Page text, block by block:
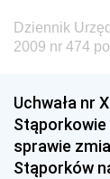
Dziennik
i
Dziennik
Dziennik
Dziennik
2009 nr 474
Uchwała nr
Stąporkowie
sprawie
Stąporków